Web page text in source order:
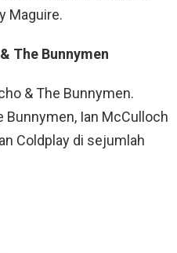
Maguire.
The Bunnymen
& The Bunnymen.
Bunnymen, Ian McCulloch
Coldplay di sejumlah